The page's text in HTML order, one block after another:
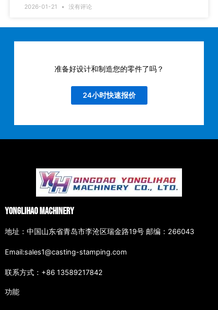
2026-01-21 没有评论
准备好设计和制造您的零件了吗？
24小时快速报价
Yonglihao Machinery
地址：中国山东省青岛市李沧区瑞金路19号 邮编：266043
Email:sales1@casting-stamping.com
联系方式：+86 13589217842
功能